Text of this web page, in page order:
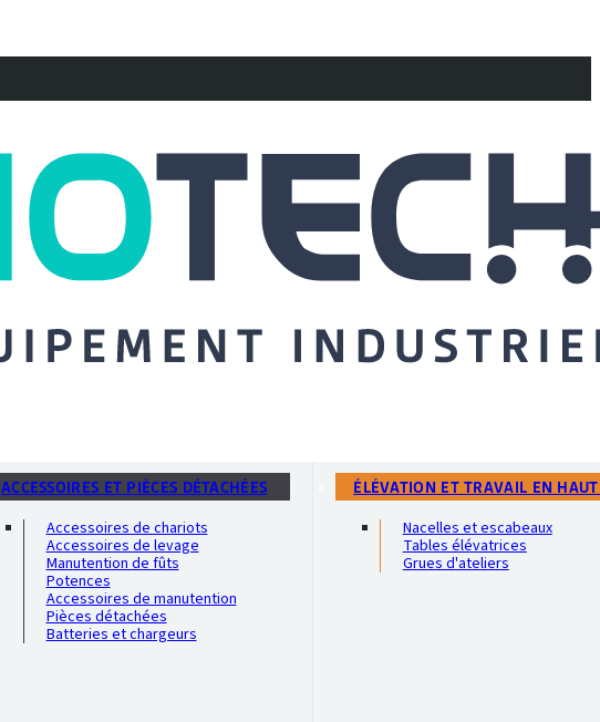
ACCESSOIRES ET PIÈCES DÉTACHÉES
Accessoires de chariots
Accessoires de levage
Manutention de fûts
Potences
Accessoires de manutention
Pièces détachées
Batteries et chargeurs
ÉLÉVATION ET TRAVAIL EN
Nacelles et escabeaux
Tables élévatrices
Grues d'ateliers